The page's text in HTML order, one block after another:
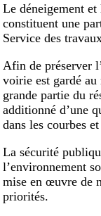
Le déneigement
constituent une
Service des
Afin de préserver
voirie est gardé
grande partie du
additionné d’une
dans les courbes
La sécurité
l’environnement
mise en œuvre de
priorités.